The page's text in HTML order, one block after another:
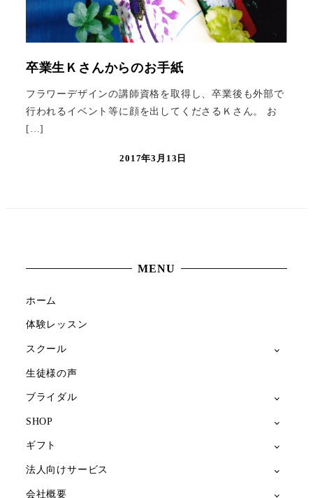
卒業生Ｋさんからのお手紙
フラワーデザインの講師資格を取得し、卒業後も外部で
行われるイベント等に顔を出してくださるＫさん。 お
[…]
2017年3月13日
MENU
ホーム
体験レッスン
スクール
生徒様の声
ブライダル
SHOP
ギフト
法人向けサービス
会社概要